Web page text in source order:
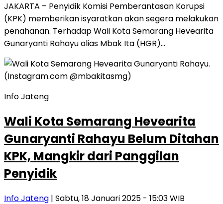
JAKARTA – Penyidik Komisi Pemberantasan Korupsi
(KPK) memberikan isyaratkan akan segera melakukan
penahanan. Terhadap Wali Kota Semarang Hevearita
Gunaryanti Rahayu alias Mbak Ita (HGR)…
Info Jateng
Wali Kota Semarang Hevearita
Gunaryanti Rahayu Belum Ditahan
KPK, Mangkir dari Panggilan
Penyidik
Info Jateng | Sabtu, 18 Januari 2025 - 15:03 WIB